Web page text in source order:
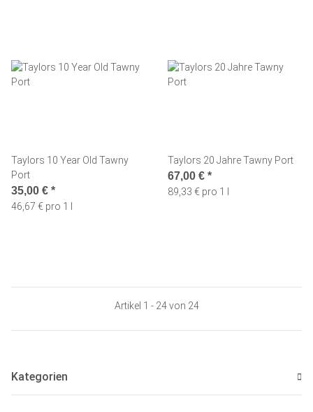
Taylors 10 Year Old Tawny
Port
35,00 € *
46,67 € pro 1 l
Taylors 20 Jahre Tawny Port
67,00 € *
89,33 € pro 1 l
Artikel 1 - 24 von 24
Kategorien